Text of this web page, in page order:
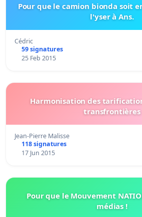
Pour que le camion bionda soit
l'yser à Ans.
Cédric
59 signatures
25 Feb 2015
Harmonisation des
transfrontières
Jean-Pierre Malisse
118 signatures
17 Jun 2015
Pour que le Mouvement
médias !